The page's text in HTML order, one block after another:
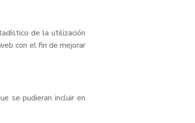
de la utilización
con el fin de mejorar
se pudieran incluir en